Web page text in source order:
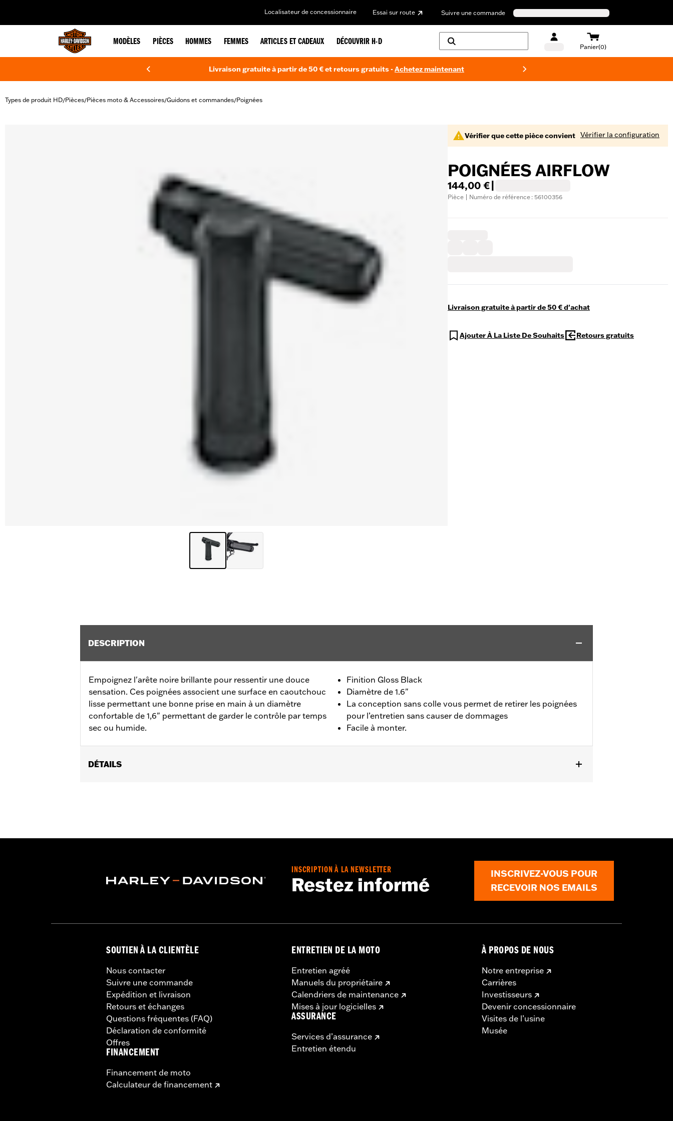
Localisateur de concessionnaire Essai sur route Suivre une commande
MODÈLES PIÈCES HOMMES FEMMES ARTICLES ET CADEAUX DÉCOUVRIR H-D
Panier(0)
Livraison gratuite à partir de 50 € et retours gratuits -Achetez maintenant
Types de produit HD/Pièces/Pièces moto & Accessoires/Guidons et commandes/Poignées
Vérifier que cette pièce convient Vérifier la configuration
POIGNÉES AIRFLOW
144,00 €
Pièce | Numéro de référence : 56100356
Livraison gratuite à partir de 50 € d'achat
Ajouter À La Liste De Souhaits Retours gratuits
DESCRIPTION
Empoignez l'arête noire brillante pour ressentir une douce
sensation. Ces poignées associent une surface en caoutchouc
lisse permettant une bonne prise en main à un diamètre
confortable de 1,6" permettant de garder le contrôle par temps
sec ou humide.
Finition Gloss Black
Diamètre de 1.6"
La conception sans colle vous permet de retirer les poignées
pour l’entretien sans causer de dommages
Facile à monter.
DÉTAILS
Diamètre:1.6
Poignées droite et gauche, instructions d'installationINSCRIPTION À LA NEWSLETTER
Restez informé
INSCRIVEZ-VOUS POUR
RECEVOIR NOS EMAILS
SOUTIEN À LA CLIENTÈLE
Nous contacter
Suivre une commande
Expédition et livraison
Retours et échanges
Questions fréquentes (FAQ)
Déclaration de conformité
Offres
FINANCEMENT
Financement de moto
Calculateur de financement
ENTRETIEN DE LA MOTO
Entretien agréé
Manuels du propriétaire
Calendriers de maintenance
Mises à jour logicielles
ASSURANCE
Services d’assurance
Entretien étendu
À PROPOS DE NOUS
Notre entreprise
Carrières
Investisseurs
Devenir concessionnaire
Visites de l’usine
Musée